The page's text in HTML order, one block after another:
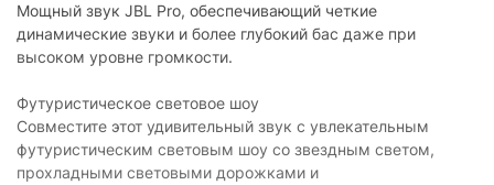
Мощный звук JBL Pro, обеспечивающий четкие
динамические звуки и более глубокий бас даже при
высоком уровне громкости.
Футуристическое световое шоу
Совместите этот удивительный звук с увлекательным
футуристическим световым шоу со звездным светом,
прохладными световыми дорожками и